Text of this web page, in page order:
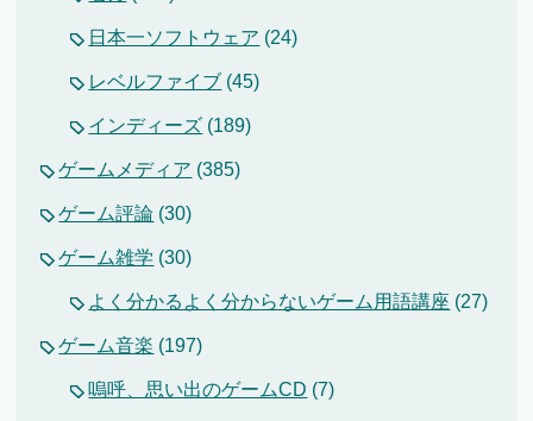
日本一ソフトウェア (24)
レベルファイブ (45)
インディーズ (189)
ゲームメディア (385)
ゲーム評論 (30)
ゲーム雑学 (30)
よく分かるよく分からないゲーム用語講座 (27)
ゲーム音楽 (197)
嗚呼、思い出のゲームCD (7)